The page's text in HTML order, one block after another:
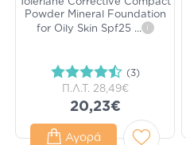
Powder Mineral Foundation
for Oily Skin Spf25 ... i
(3)
Π.Λ.Τ. 28,49€
20,23€
Αγορά